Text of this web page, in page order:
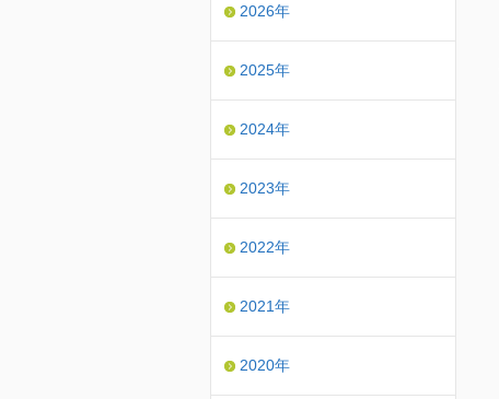
2026年
2025年
2024年
2023年
2022年
2021年
2020年